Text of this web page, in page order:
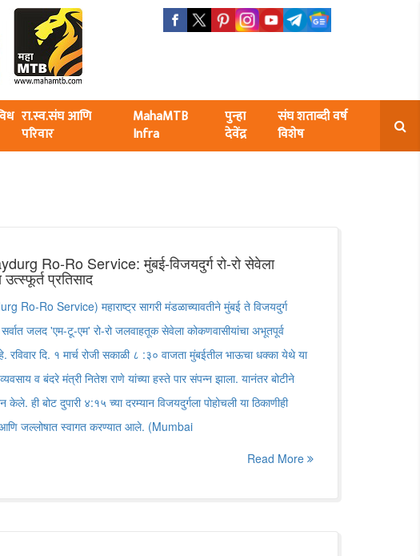
रा.स्व.संघ आणि
परिवार
MahaMTB
Infra
पुन्हा
देवेंद्र
संघ शताब्दी वर्ष
विशेष
Ro-Ro Service: मुंबई-विजयदुर्ग रो-रो सेवेला
प्रतिसाद
Ro-Ro Service) महाराष्ट्र सागरी मंडळाच्यावतीने मुंबई ते विजयदुर्ग
जलद 'एम-टू-एम' रो-रो जलवाहतूक सेवेला कोकणवासीयांचा अभूतपूर्व
रविवार दि. १ मार्च रोजी सकाळी ८ :३० वाजता मुंबईतील भाऊचा धक्का येथे या
व बंदरे मंत्री नितेश राणे यांच्या हस्ते पार संपन्न झाला. यानंतर बोटीने
ही बोट दुपारी ४:१५ च्या दरम्यान विजयदुर्गला पोहोचली या ठिकाणीही
आणि जल्लोषात स्वागत करण्यात आले. (Mumbai
Read More